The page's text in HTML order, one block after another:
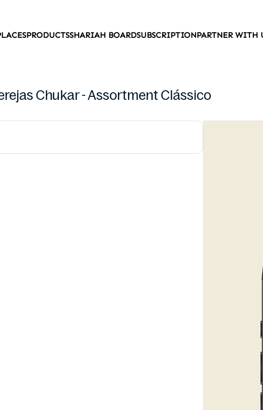
PRODUCTSSHARIAH BOARDSUBSCRIPTIONPARTNER WITH
Chukar - Assortment Clássico